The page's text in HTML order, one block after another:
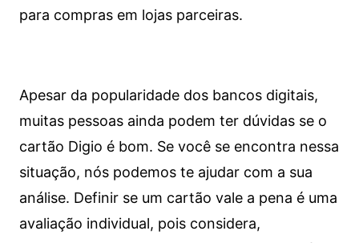
para compras em lojas parceiras.
Apesar da popularidade dos bancos digitais,
muitas pessoas ainda podem ter dúvidas se o
cartão Digio é bom. Se você se encontra nessa
situação, nós podemos te ajudar com a sua
análise. Definir se um cartão vale a pena é uma
avaliação individual, pois considera,